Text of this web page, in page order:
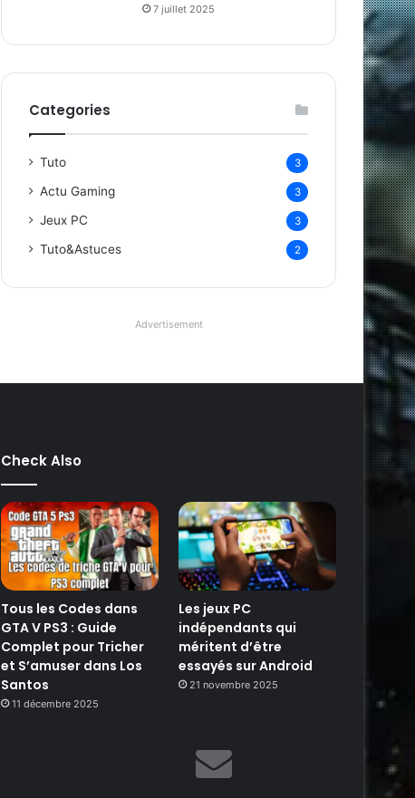
7 juillet 2025
Categories
Tuto 3
Actu Gaming 3
Jeux PC 3
Tuto&Astuces 2
Advertisement
Check Also
Tous les Codes dans
GTA V PS3 : Guide
Complet pour Tricher
et S’amuser dans Los
Santos
11 décembre 2025
Les jeux PC
indépendants qui
méritent d’être
essayés sur Android
21 novembre 2025